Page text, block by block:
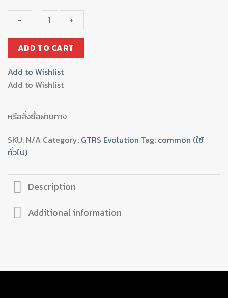
ประกับ
คัน
เร่ง
คู่
quantity
ADD TO CART
Add to Wishlist
Add to Wishlist
หรือสั่งซื้อผ่านทาง
SKU: N/A Category: GTRS Evolution Tag: common (ใช้
ทั่วไป)
Description
Additional information